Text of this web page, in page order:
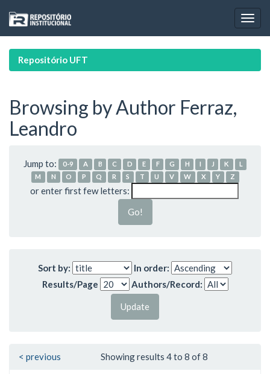
navigation
Repositório UFT
Browsing by Author Ferraz,
Leandro
Jump to: 0-9 A B C D E F G H I J K
L
M
N O P Q R S T U V W X Y Z
or enter first few letters:
Sort by:
In order:
Results/Page
Authors/Record:
Showing results 4 to 8 of 8
< previous